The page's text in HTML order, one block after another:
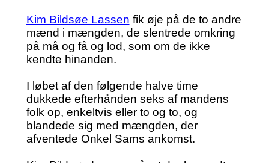
Kim Bildsøe Lassen fik øje på de to andre
mænd i mængden, de slentrede omkring
på må og få og lod, som om de ikke
kendte hinanden.
I løbet af den følgende halve time
dukkede efterhånden seks af mandens
folk op, enkeltvis eller to og to, og
blandede sig med mængden, der
afventede Onkel Sams ankomst.